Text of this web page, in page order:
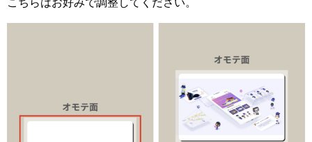
こちらはお好みで調整してください。